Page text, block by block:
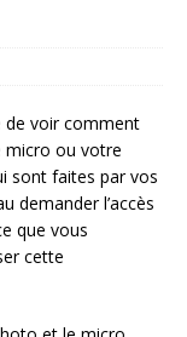
de voir comment
micro ou votre
sont faites par vos
demander l’accès
que vous
cette